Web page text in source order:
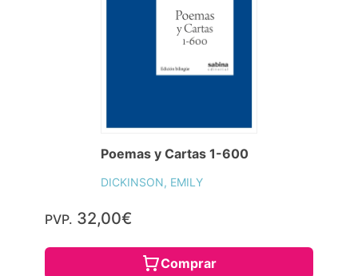
Poemas y Cartas 1-600
DICKINSON, EMILY
PVP. 32,00€
Comprar